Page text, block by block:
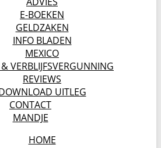
E-BOEKEN
GELDZAKEN
INFO BLADEN
MEXICO
VERBLIJFSVERGUNNING
REVIEWS
UITLEG
CONTACT
MANDJE
HOME